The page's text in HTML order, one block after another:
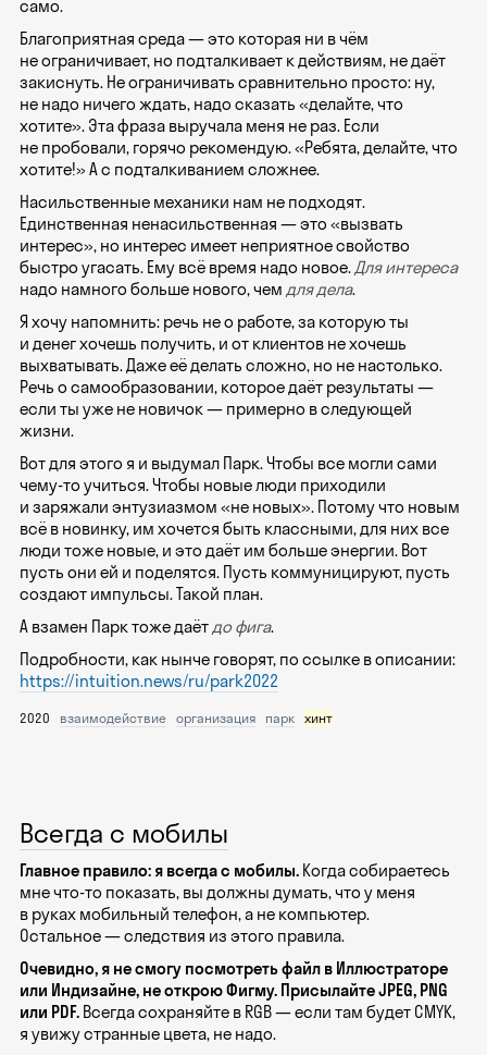
само.
Благоприятная среда — это которая ни в чём
не ограничивает, но подталкивает к действиям, не даёт
закиснуть. Не ограничивать сравнительно просто: ну,
не надо ничего ждать, надо сказать «делайте, что
хотите». Эта фраза выручала меня не раз. Если
не пробовали, горячо рекомендую. «Ребята, делайте, что
хотите!» А с подталкиванием сложнее.
Насильственные механики нам не подходят.
Единственная ненасильственная — это «вызвать
интерес», но интерес имеет неприятное свойство
быстро угасать. Ему всё время надо новое.Для интереса
надо намного больше нового, чем для дела.
Я хочу напомнить: речь не о работе, за которую ты
и денег хочешь получить, и от клиентов не хочешь
выхватывать. Даже её делать сложно, но не настолько.
Речь о самообразовании, которое даёт результаты —
если ты уже не новичок — примерно в следующей
жизни.
Вот для этого я и выдумал Парк. Чтобы все могли сами
чему-то учиться. Чтобы новые люди приходили
и заряжали энтузиазмом «не новых». Потому что новым
всё в новинку, им хочется быть классными, для них все
люди тоже новые, и это даёт им больше энергии. Вот
пусть они ей и поделятся. Пусть коммуницируют, пусть
создают импульсы. Такой план.
А взамен Парк тоже даётдо фига.
Подробности, как нынче говорят, по ссылке в описании:
https://intuition.news/ru/park2022
2020 взаимодействие организация парк хинт
Всегда с мобилы
Главное правило: я всегда с мобилы.Когда собираетесь
мне что-то показать, вы должны думать, что у меня
в руках мобильный телефон, а не компьютер.
Остальное — следствия из этого правила.
Очевидно, я не смогу посмотреть файл в Иллюстраторе
или Индизайне, не открою Фигму. Присылайте JPEG, PNG
или PDF.Всегда сохраняйте в RGB — если там будет CMYK,
я увижу странные цвета, не надо.